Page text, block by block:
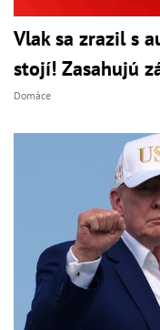
Vlak sa zrazil s
stojí! Zasahujú
Domáce